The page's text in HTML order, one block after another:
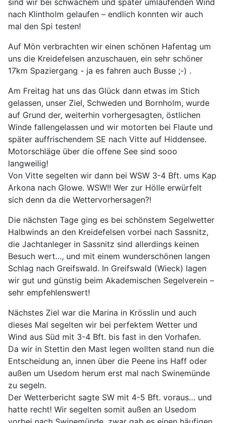
sind wir bei schwachem und später umlaufenden Wind
nach Klintholm gelaufen – endlich konnten wir auch
mal den Spi testen!
Auf Mön verbrachten wir einen schönen Hafentag um
uns die Kreidefelsen anzuschauen, ein sehr schöner
17km Spaziergang - ja es fahren auch Busse ;-) .
Am Freitag hat uns das Glück dann etwas im Stich
gelassen, unser Ziel, Schweden und Bornholm, wurde
auf Grund der, weiterhin vorhergesagten, östlichen
Winde fallengelassen und wir motorten bei Flaute und
später auffrischendem SE nach Vitte auf Hiddensee.
Motorschläge über die offene See sind sooo
langweilig!
Von Vitte segelten wir dann bei WSW 3-4 Bft. ums Kap
Arkona nach Glowe. WSW!! Wer zur Hölle erwürfelt
sich denn da die Wettervorhersagen?!
Die nächsten Tage ging es bei schönstem Segelwetter
Halbwinds an den Kreidefelsen vorbei nach Sassnitz,
die Jachtanleger in Sassnitz sind allerdings keinen
Besuch wert…, und mit einem wunderschönen langen
Schlag nach Greifswald. In Greifswald (Wieck) lagen
wir gut und günstig beim Akademischen Segelverein –
sehr empfehlenswert!
Nächstes Ziel war die Marina in Krösslin und auch
dieses Mal segelten wir bei perfektem Wetter und
Wind aus Süd mit 3-4 Bft. bis fast in den Vorhafen.
Da wir in Stettin den Mast legen wollten stand nun die
Entscheidung an, innen über die Peene ins Haff oder
außen um Usedom herum erst mal nach Swinemünde
zu segeln.
Der Wetterbericht sagte SW mit 4-5 Bft. voraus… und
hatte recht! Wir segelten somit außen an Usedom